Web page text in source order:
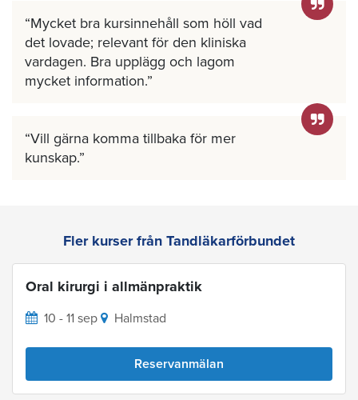
Mycket bra kursinnehåll som höll vad
det lovade; relevant för den kliniska
vardagen. Bra upplägg och lagom
mycket information.
Vill gärna komma tillbaka för mer
kunskap.
Fler kurser från Tandläkarförbundet
Oral kirurgi i allmänpraktik
10 - 11 sep Halmstad
Reservanmälan